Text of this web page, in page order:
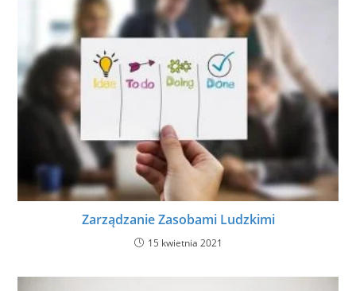
Zarządzanie Zasobami Ludzkimi
15 kwietnia 2021